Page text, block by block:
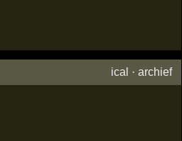
ical ·archief